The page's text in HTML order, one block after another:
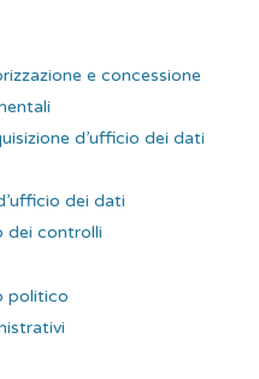
e concessione
d’ufficio dei dati
dei dati
dei controlli
politico